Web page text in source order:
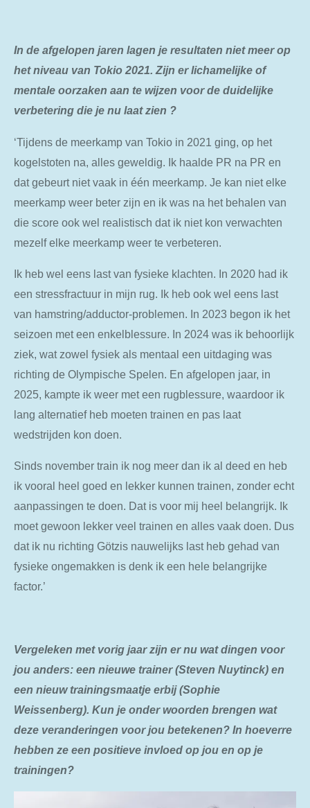
In de afgelopen jaren lagen je resultaten niet meer op
het niveau van Tokio 2021. Zijn er lichamelijke of
mentale oorzaken aan te wijzen voor de duidelijke
verbetering die je nu laat zien ?
‘Tijdens de meerkamp van Tokio in 2021 ging, op het
kogelstoten na, alles geweldig. Ik haalde PR na PR en
dat gebeurt niet vaak in één meerkamp. Je kan niet elke
meerkamp weer beter zijn en ik was na het behalen van
die score ook wel realistisch dat ik niet kon verwachten
mezelf elke meerkamp weer te verbeteren.
Ik heb wel eens last van fysieke klachten. In 2020 had ik
een stressfractuur in mijn rug. Ik heb ook wel eens last
van hamstring/adductor-problemen. In 2023 begon ik het
seizoen met een enkelblessure. In 2024 was ik behoorlijk
ziek, wat zowel fysiek als mentaal een uitdaging was
richting de Olympische Spelen. En afgelopen jaar, in
2025, kampte ik weer met een rugblessure, waardoor ik
lang alternatief heb moeten trainen en pas laat
wedstrijden kon doen.
Sinds november train ik nog meer dan ik al deed en heb
ik vooral heel goed en lekker kunnen trainen, zonder echt
aanpassingen te doen. Dat is voor mij heel belangrijk. Ik
moet gewoon lekker veel trainen en alles vaak doen. Dus
dat ik nu richting Götzis nauwelijks last heb gehad van
fysieke ongemakken is denk ik een hele belangrijke
factor.’
Vergeleken met vorig jaar zijn er nu wat dingen voor
jou anders: een nieuwe trainer (Steven Nuytinck) en
een nieuw trainingsmaatje erbij (Sophie
Weissenberg). Kun je onder woorden brengen wat
deze veranderingen voor jou betekenen? In hoeverre
hebben ze een positieve invloed op jou en op je
trainingen?